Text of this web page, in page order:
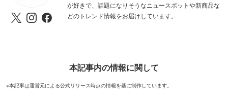
が好きで、話題になりそうなニュースポットや新商品な
どのトレンド情報をお届けしています。
本記事内の情報に関して
※本記事は運営元による公式リリース時点の情報を基に制作しています。